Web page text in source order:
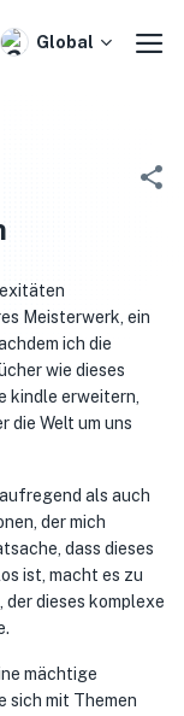
Global
Meisterwerk, ein
ich die
wie dieses
kindle erweitern,
die Welt um uns
als auch
der mich
dass dieses
ist, macht es zu
dieses komplexe
mächtige
sich mit Themen